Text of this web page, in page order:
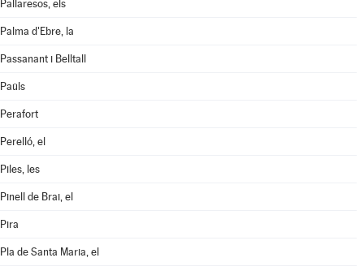
Pallaresos, els
Palma d'Ebre, la
Passanant i Belltall
Paüls
Perafort
Perelló, el
Piles, les
Pinell de Brai, el
Pira
Pla de Santa Maria, el